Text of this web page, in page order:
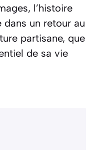
l’histoire
dans un retour au
partisane, que
de sa vie